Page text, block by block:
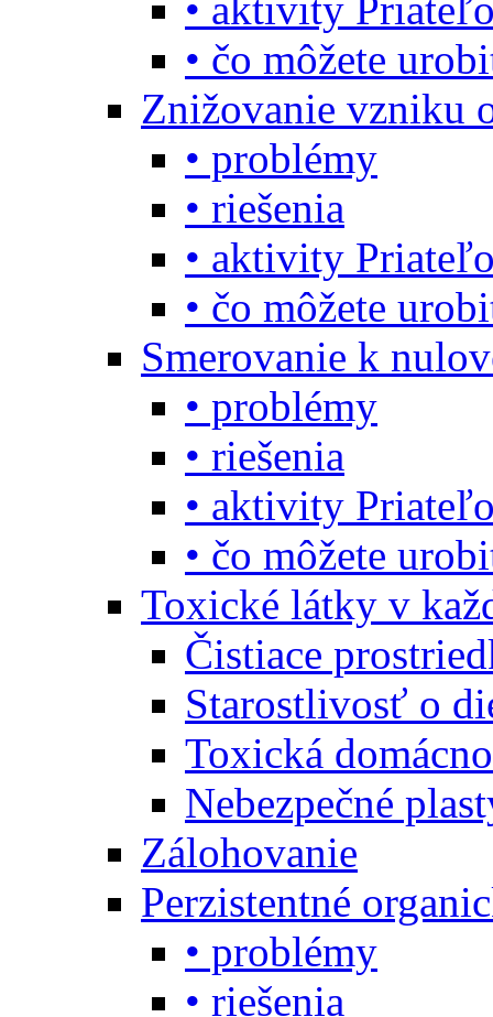
• čo môžete
Znižovanie vzniku
• problémy
• riešenia
• aktivity
• čo môžete
Smerovanie k
• problémy
• riešenia
• aktivity
• čo môžete
Toxické látky v
Čistiace
Starostlivosť o
Toxická
Nebezpečné
Zálohovanie
Perzistentné
• problémy
• riešenia